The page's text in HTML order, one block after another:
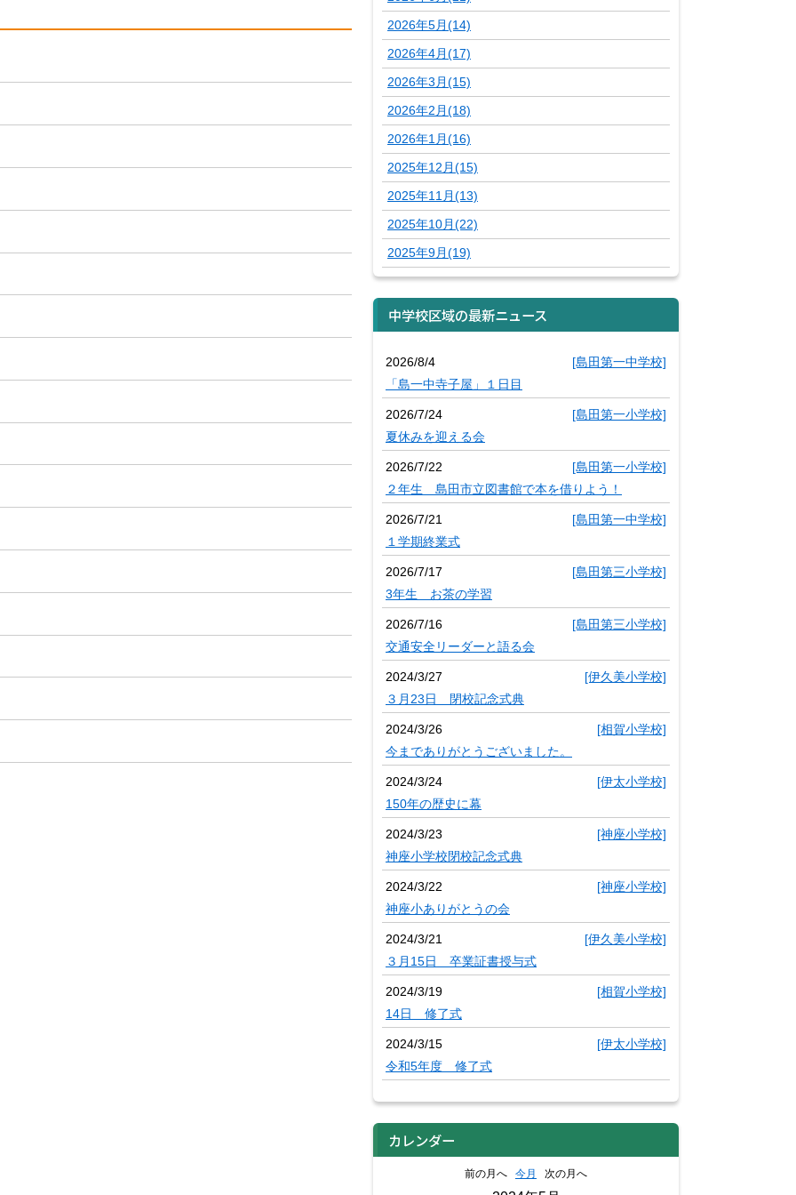
2026年5月(14)
2026年4月(17)
2026年3月(15)
2026年2月(18)
2026年1月(16)
2025年12月(15)
2025年11月(13)
2025年10月(22)
2025年9月(19)
中学校区域の最新ニュース
2026/8/4
[島田第一中学校]
「島一中寺子屋」１日目
2026/7/24
[島田第一小学校]
夏休みを迎える会
2026/7/22
[島田第一小学校]
２年生 島田市立図書館で本を借りよう！
2026/7/21
[島田第一中学校]
１学期終業式
2026/7/17
[島田第三小学校]
3年生 お茶の学習
2026/7/16
[島田第三小学校]
交通安全リーダーと語る会
2024/3/27
[伊久美小学校]
３月23日 閉校記念式典
2024/3/26
[相賀小学校]
今までありがとうございました。
2024/3/24
[伊太小学校]
150年の歴史に幕
2024/3/23
[神座小学校]
神座小学校閉校記念式典
2024/3/22
[神座小学校]
神座小ありがとうの会
2024/3/21
[伊久美小学校]
３月15日 卒業証書授与式
2024/3/19
[相賀小学校]
14日 修了式
2024/3/15
[伊太小学校]
令和5年度 修了式
カレンダー
前の月へ 今月 次の月へ